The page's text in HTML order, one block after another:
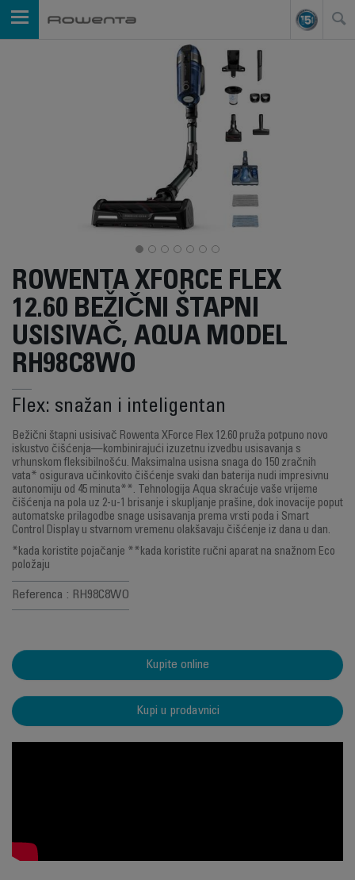
ROWENTA XFORCE FLEX
12.60 BEŽIČNI ŠTAPNI
USISIVAČ, AQUA MODEL
RH98C8WO
Flex: snažan i inteligentan
Bežični štapni usisivač Rowenta XForce Flex 12.60 pruža potpuno novo
iskustvo čišćenja—kombinirajući izuzetnu izvedbu usisavanja s
vrhunskom fleksibilnošću. Maksimalna usisna snaga do 150 zračnih
vata* osigurava učinkovito čišćenje svaki dan baterija nudi impresivnu
autonomiju od 45 minuta**. Tehnologija Aqua skraćuje vaše vrijeme
čišćenja na pola uz 2-u-1 brisanje i skupljanje prašine, dok inovacije poput
automatske prilagodbe snage usisavanja prema vrsti poda i Smart
Control Display u stvarnom vremenu olakšavaju čišćenje iz dana u dan.
*kada koristite pojačanje **kada koristite ručni aparat na snažnom Eco
položaju
Referenca : RH98C8WO
Kupite online
Kupi u prodavnici